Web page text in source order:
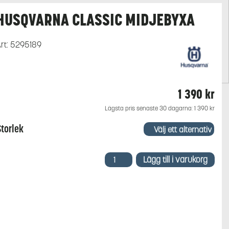
CLASSIC MIDJEBYXA
5295189
1 390 kr
Lägsta pris senaste 30 dagarna: 1 390 kr
Husqvarna
Classic Lägg till i varukorg